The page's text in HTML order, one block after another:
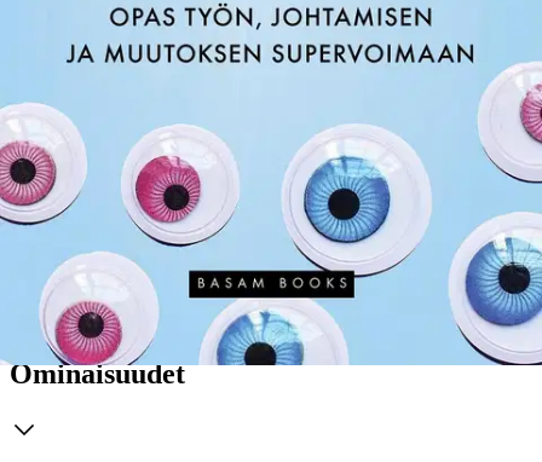
hyödyt. Saat työkaluja ja inspiraatiota sellaisen työyhteisön
luomiseen, joka on utelias valinnoissaan ja menestyvä
toiminnassaan. Inspiroidut näkemään itsesi, työsi ja arkesi uusin
silmin. Ja ennen kaikkea, saat keinot, ideat ja herkkyyden sellaisen
asenteen toteuttamiseen, jonka avulla rakennat henkilökohtaisesta
uteliaisuudesta koko organisaation ylivoimatekijän. Filosofian
maisteri Mertzi Bergmanilla on yli 20 vuoden kokemus
organisaatioiden ja johtamisen kehittämisestä sekä uteliaiden
toimintamallien hyödyntämisestä. Hän koulutukseltaan myös
ratkaisukeskeinen työnohjaaja ja coach, joka missiona on elinikäinen
uteliaisuus. Hänen aiemmat teoksensa ovat käsitelleet luovaa
ajattelua ja inspiroitumista.
Näytä lisää tuotekuvausta
Ominaisuudet